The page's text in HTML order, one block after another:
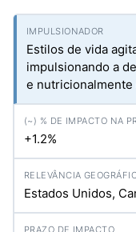
Estilos de vida
impulsionando a
e nutricionalmente
+1.2%
Estados Unidos,